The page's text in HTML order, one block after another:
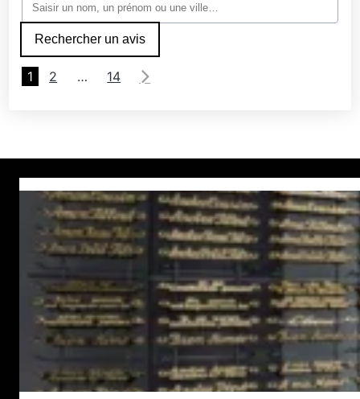
Rechercher un avis
1 2 … 14